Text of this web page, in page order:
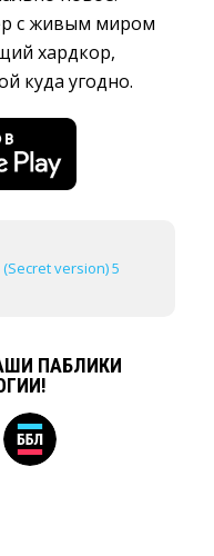
с живым миром
хардкор,
куда угодно.
version) 5
ПАБЛИКИ